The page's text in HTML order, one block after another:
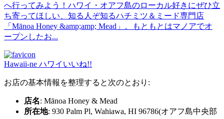
へ行ってみよう！ハワイ・オアフ島のローカル好きにぜひ立
ち寄ってほしい、知る人ぞ知るハチミツ＆ミード専門店
「Mānoa Honey &amp;amp; Mead」。もともとはマノアでオ
ープンしたお...
Hawaii-ne ハワイいいね!!
お店の基本情報を整理すると次のとおり:
店名: Mānoa Honey & Mead
所在地: 930 Palm Pl, Wahiawa, HI 96786(オアフ島中央部